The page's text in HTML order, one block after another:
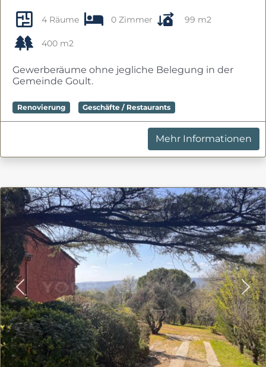
4 Räume 0 Zimmer 99 m2
400 m2
Gewerberäume ohne jegliche Belegung in der
Gemeinde Goult.
Renovierung Geschäfte / Restaurants
Mehr Informationen
Previous